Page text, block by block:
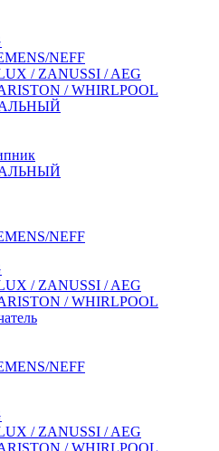
NEFF
/ ZANUSSI / AEG
/ WHIRLPOOL
NEFF
/ ZANUSSI / AEG
/ WHIRLPOOL
NEFF
/ ZANUSSI / AEG
/ WHIRLPOOL